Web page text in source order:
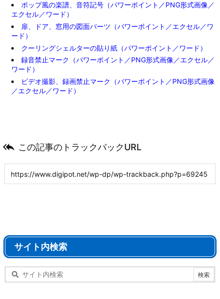
ポップ風の楽譜、音符記号（パワーポイント／PNG形式画像／
エクセル／ワード）
扉、ドア、窓用の図面パーツ（パワーポイント／エクセル／ワ
ード）
クーリングシェルターの貼り紙（パワーポイント／ワード）
録音禁止マーク（パワーポイント／PNG形式画像／エクセル／
ワード）
ビデオ撮影、録画禁止マーク（パワーポイント／PNG形式画像
／エクセル／ワード）
 この記事のトラックバックURL
サイト内検索